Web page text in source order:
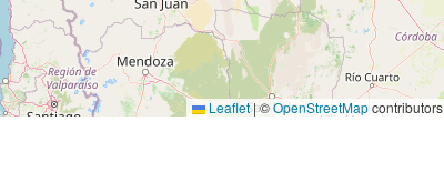
Leaflet |©OpenStreetMapcontributors